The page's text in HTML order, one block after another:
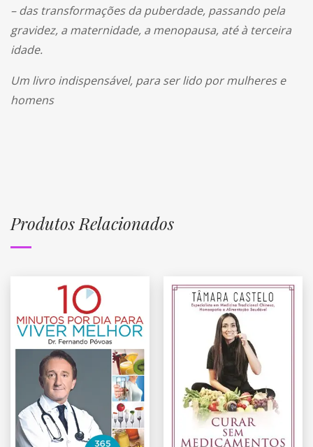
– das transformações da puberdade, passando pela
gravidez, a maternidade, a menopausa, até à terceira
idade.
Um livro indispensável, para ser lido por mulheres e
homens
Produtos Relacionados